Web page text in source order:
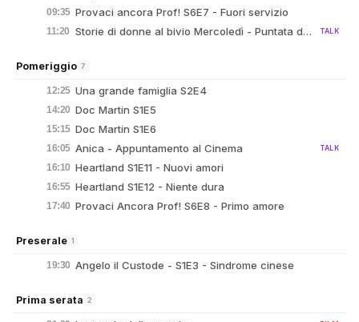
09:35 Provaci ancora Prof! S6E7 - Fuori servizio
11:20 Storie di donne al bivio Mercoledì - Puntata del 16/07/2025 TALK
Pomeriggio 7
12:25 Una grande famiglia S2E4
14:20 Doc Martin S1E5
15:15 Doc Martin S1E6
16:05 Anica - Appuntamento al Cinema TALK
16:10 Heartland S1E11 - Nuovi amori
16:55 Heartland S1E12 - Niente dura
17:40 Provaci Ancora Prof! S6E8 - Primo amore
Preserale 1
19:30 Angelo il Custode - S1E3 - Sindrome cinese
Prima serata 2